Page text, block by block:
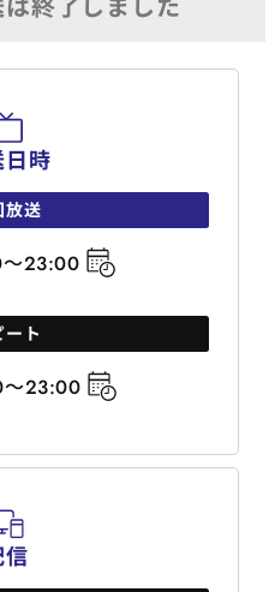
時
放送
23:00
ート
23:00